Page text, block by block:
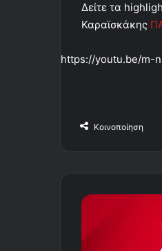
Δείτε τα
Καραϊσκάκης
https://youtu.be/m-
Κοινοποίηση
Δείτε